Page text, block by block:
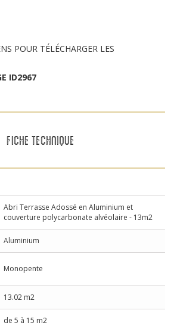
POUR TÉLÉCHARGER LES
ID2967
FICHE TECHNIQUE
Abri Terrasse Adossé en Aluminium et
couverture polycarbonate alvéolaire - 13m2
Aluminium
Monopente
13.02 m2
de 5 à 15 m2